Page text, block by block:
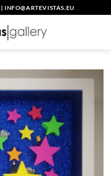
| INFO@ARTEVISTAS.EU